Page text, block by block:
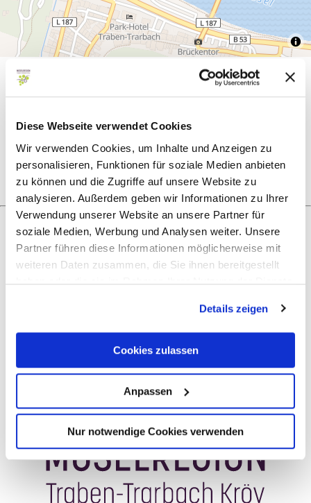
Diese Webseite verwendet Cookies
Wir verwenden Cookies, um Inhalte und Anzeigen zu
personalisieren, Funktionen für soziale Medien anbieten
zu können und die Zugriffe auf unsere Website zu
analysieren. Außerdem geben wir Informationen zu Ihrer
Verwendung unserer Website an unsere Partner für
soziale Medien, Werbung und Analysen weiter. Unsere
Partner führen diese Informationen möglicherweise mit
weiteren Daten zusammen, die Sie ihnen bereitgestellt
haben oder die sie im Rahmen Ihrer Nutzung der Dienste
Details zeigen
Cookies zulassen
Anpassen
Nur notwendige Cookies verwenden
Allgemeine Informationen
Öffnungszeiten
Was möchtest du als nächstes tun?